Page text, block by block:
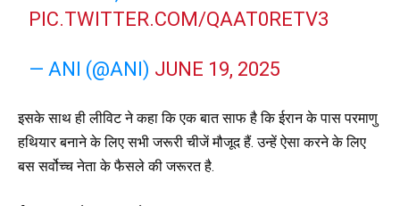
PIC.TWITTER.COM/QAAT0RETV3
— ANI (@ANI) JUNE 19, 2025
इसके साथ ही लीविट ने कहा कि एक बात साफ है कि ईरान के पास परमाणु
हथियार बनाने के लिए सभी जरूरी चीजें मौजूद हैं. उन्हें ऐसा करने के लिए
बस सर्वोच्च नेता के फैसले की जरूरत है.